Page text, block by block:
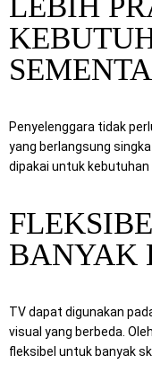
LEBIH
Penyelenggara tidak
yang berlangsung
dipakai untuk kebutuhan
BANYAK
TV dapat digunakan
visual yang berbeda.
fleksibel untuk banyak